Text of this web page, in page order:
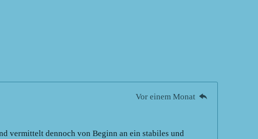
Vor einem Monat
vermittelt dennoch von Beginn an ein stabiles und